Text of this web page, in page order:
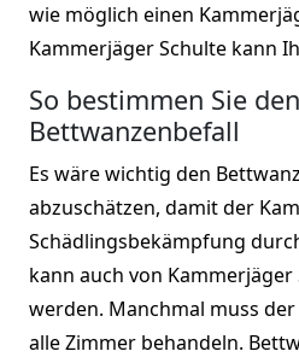
wie möglich einen
Kammerjäger Schulte kann
So bestimmen Sie den
Bettwanzenbefall
Es wäre wichtig den
abzuschätzen, damit der
Schädlingsbekämpfung
kann auch von
werden. Manchmal muss
alle Zimmer behandeln.